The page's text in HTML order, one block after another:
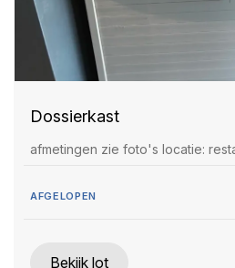
Dossierkast
afmetingen zie foto's locatie:
AFGELOPEN
Bekijk lot